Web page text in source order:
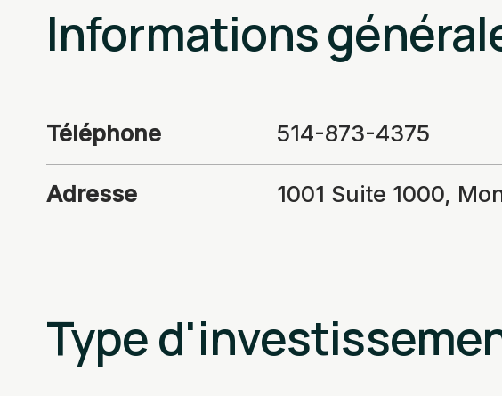
Informations
Téléphone 514-873-4375
Adresse 1001 Suite 1000,
Type